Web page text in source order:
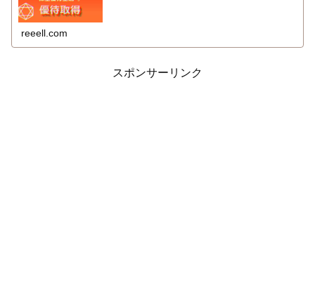
reeell.com
スポンサーリンク